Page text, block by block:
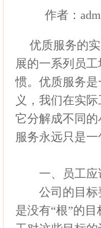
作者：
优质服务的
展的一系列员
惯。优质服务
义，我们在实
它分解成不同
服务永远只是
一、员工应该
公司的目标要
是没有“根”的